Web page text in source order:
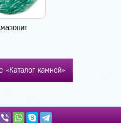
«Каталог камней»